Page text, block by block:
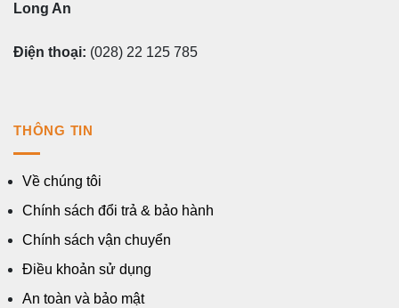
Long An
Điện thoại: (028) 22 125 785
THÔNG TIN
Về chúng tôi
Chính sách đổi trả & bảo hành
Chính sách vận chuyển
Điều khoản sử dụng
An toàn và bảo mật